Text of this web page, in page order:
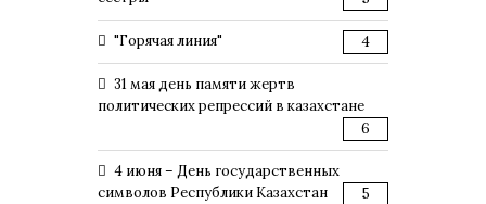
"Горячая линия" 4
31 мая день памяти жертв
политических репрессий в казахстане
6
4 июня – День государственных
символов Республики Казахстан
5